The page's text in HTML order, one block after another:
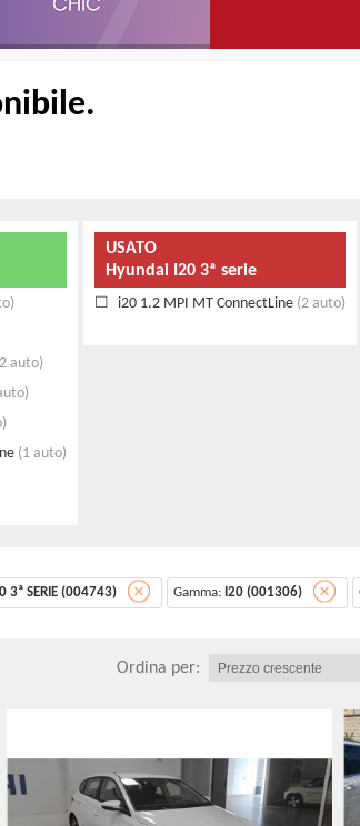
auto)
(1 auto)
USATO
Hyundai I20 3ª serie
i20 1.2 MPI MT ConnectLine (2 auto)
3ª SERIE (004743) Gamma: I20 (001306)
Ordina per: